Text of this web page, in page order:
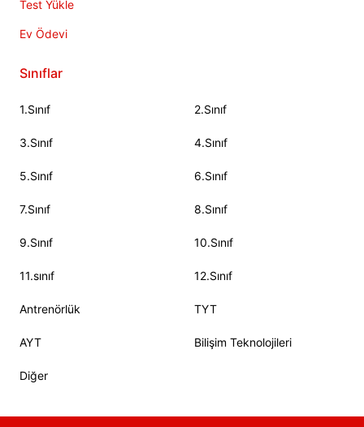
Test Yükle
Ev Ödevi
Sınıflar
1.Sınıf 2.Sınıf
3.Sınıf 4.Sınıf
5.Sınıf 6.Sınıf
7.Sınıf 8.Sınıf
9.Sınıf 10.Sınıf
11.sınıf 12.Sınıf
Antrenörlük TYT
AYT Bilişim Teknolojileri
Diğer